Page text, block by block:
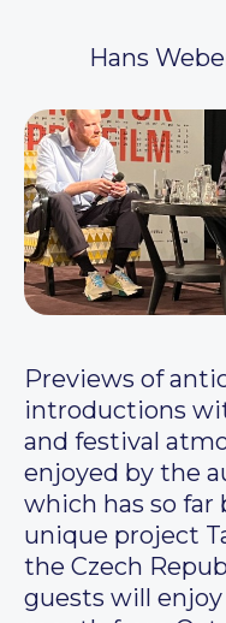
Hans
Previews of
introductions
and festival
enjoyed by the
which has so far
unique project
the Czech
guests will enjoy